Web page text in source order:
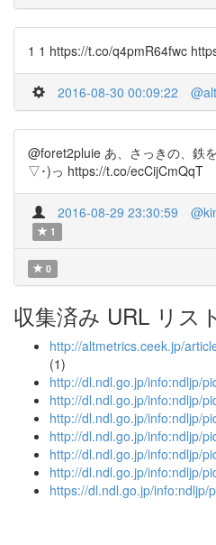
1 1 https://t.co/q4pmR64fwc
2016-08-30 00:09:22
@foret2pluie あ、さっきの、鉄
▽･)っ https://t.co/ecCijCmQqT
2016-08-29 23:30:59
1
0
収集済み URL リスト
http://altmetrics.ceek.jp/
(1)
http://dl.ndl.go.jp/info:ndljp/
http://dl.ndl.go.jp/info:ndljp/
http://dl.ndl.go.jp/info:ndljp/
http://dl.ndl.go.jp/info:ndljp/
http://dl.ndl.go.jp/info:ndljp/
http://dl.ndl.go.jp/info:ndljp/
https://dl.ndl.go.jp/info:ndljp/